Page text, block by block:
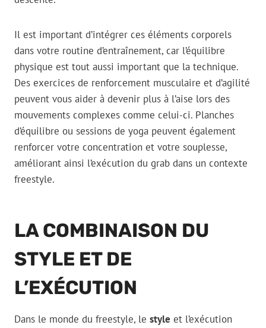
Il est important d’intégrer ces éléments corporels
dans votre routine d’entraînement, car l’équilibre
physique est tout aussi important que la technique.
Des exercices de renforcement musculaire et d’agilité
peuvent vous aider à devenir plus à l’aise lors des
mouvements complexes comme celui-ci. Planches
d’équilibre ou sessions de yoga peuvent également
renforcer votre concentration et votre souplesse,
améliorant ainsi l’exécution du grab dans un contexte
freestyle.
LA COMBINAISON DU
STYLE ET DE
L’EXÉCUTION
Dans le monde du freestyle, le style et l’exécution